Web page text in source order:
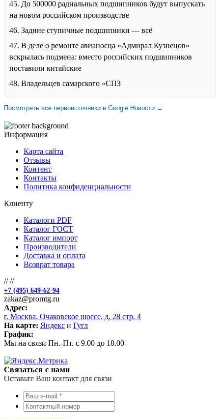
45. До 500000 радиальных подшипников будут выпускать
на новом российском производстве
46. Задние ступичные подшипники — всё
47. В деле о ремонте авианосца «Адмирал Кузнецов»
вскрылась подмена: вместо российских подшипников
поставили китайские
48. Владельцев самарского «СПЗ
Посмотреть все первоисточники в Google Новости →
Информация
Карта сайта
Отзывы
Контент
Контакты
Политика конфиденциальности
Клиенту
Каталоги PDF
Каталог ГОСТ
Каталог импорт
Производители
Доставка и оплата
Возврат товара
////
+7 (495) 649-62-94
zakaz@promtg.ru
Адрес:
г. Москва, Очаковское шоссе, д. 28 стр. 4
На карте: Яндекс и Гугл
График:
Мы на связи Пн.-Пт. с 9.00 до 18.00
Связаться с нами
Оставьте Ваш контакт для связи